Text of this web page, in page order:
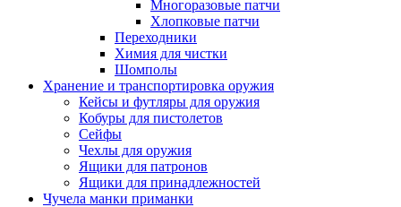
Многоразовые патчи
Хлопковые патчи
Переходники
Химия для чистки
Шомполы
Хранение и транспортировка оружия
Кейсы и футляры для оружия
Кобуры для пистолетов
Сейфы
Чехлы для оружия
Ящики для патронов
Ящики для принадлежностей
Чучела манки приманки